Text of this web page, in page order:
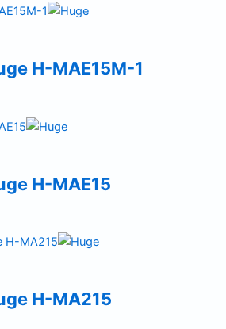
H-MAE15M-1
H-MAE15
H-MA215